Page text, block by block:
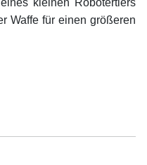
kleinen Robotertiers
Waffe für einen größeren